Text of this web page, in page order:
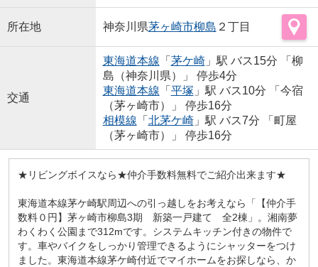
所在地 神奈川県茅ヶ崎市柳島 ２丁目
交通
東海道本線 「 茅ケ崎」駅 バス15分 「柳
島（神奈川県）」 停歩4分
東海道本線 「 平塚 」駅 バス10分 「今宿
（茅ヶ崎市）」 停歩16分
相模線 「 北茅ケ崎」駅 バス7分 「町屋
（茅ヶ崎市）」 停歩16分
★リビングボイスなら★仲介手数料無料でご紹介出来ます★
東海道本線茅ケ崎駅周辺への引っ越しをお考えなら「【仲介手
数料０円】茅ヶ崎市柳島3期 新築一戸建て 全2棟」。湘南夢
わくわく公園まで312mです。システムキッチン付きの物件で
す。車やバイクをしっかり管理できるようにシャッターをつけ
ました。東海道本線茅ケ崎付近でマイホームをお探しなら、 か